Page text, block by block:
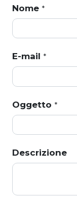
Nome *
E-mail *
Oggetto *
Descrizione